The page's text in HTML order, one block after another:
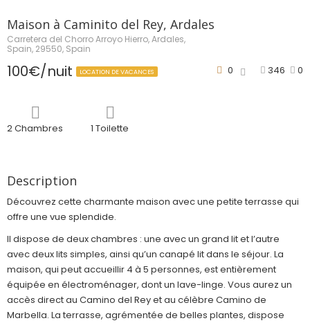
Maison à Caminito del Rey, Ardales
Carretera del Chorro Arroyo Hierro, Ardales,
Spain, 29550, Spain
100€/nuit LOCATION DE VACANCES 346 0
0
2 Chambres 1 Toilette
Description
Découvrez cette charmante maison avec une petite terrasse qui
offre une vue splendide.
Il dispose de deux chambres : une avec un grand lit et l’autre
avec deux lits simples, ainsi qu’un canapé lit dans le séjour. La
maison, qui peut accueillir 4 à 5 personnes, est entièrement
équipée en électroménager, dont un lave-linge. Vous aurez un
accès direct au Camino del Rey et au célèbre Camino de
Marbella. La terrasse, agrémentée de belles plantes, dispose